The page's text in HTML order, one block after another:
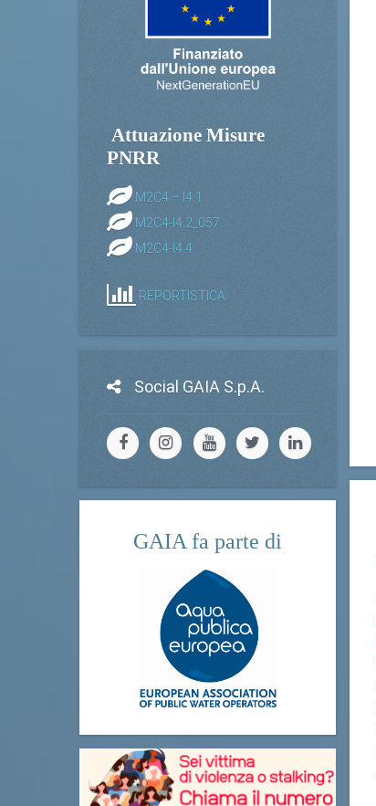
Attuazione Misure
PNRR
M2C4 – I4.1
M2C4-I4.2_057
M2C4-I4.4
REPORTISTICA
Social GAIA S.p.A.
GAIA fa parte di